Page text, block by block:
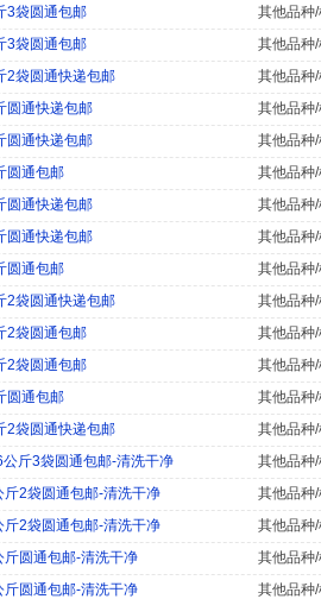
3袋圆通包邮
其他品种
3袋圆通包邮
其他品种
2袋圆通快递包邮
其他品种
圆通快递包邮
其他品种
圆通快递包邮
其他品种
圆通包邮
其他品种
圆通快递包邮
其他品种
圆通快递包邮
其他品种
圆通包邮
其他品种
2袋圆通快递包邮
其他品种
2袋圆通包邮
其他品种
2袋圆通包邮
其他品种
圆通包邮
其他品种
2袋圆通快递包邮
其他品种
斤3袋圆通包邮-清洗干净
其他品种
斤2袋圆通包邮-清洗干净
其他品种
斤2袋圆通包邮-清洗干净
其他品种
斤圆通包邮-清洗干净
其他品种
斤圆通包邮-清洗干净
其他品种